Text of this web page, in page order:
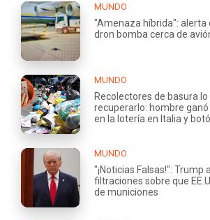
MUNDO
"Amenaza híbrida": alerta
dron bomba cerca de
MUNDO
Recolectores de basura
recuperarlo: hombre
en la lotería en Italia y
MUNDO
"¡Noticias Falsas!":
filtraciones sobre que
de municiones